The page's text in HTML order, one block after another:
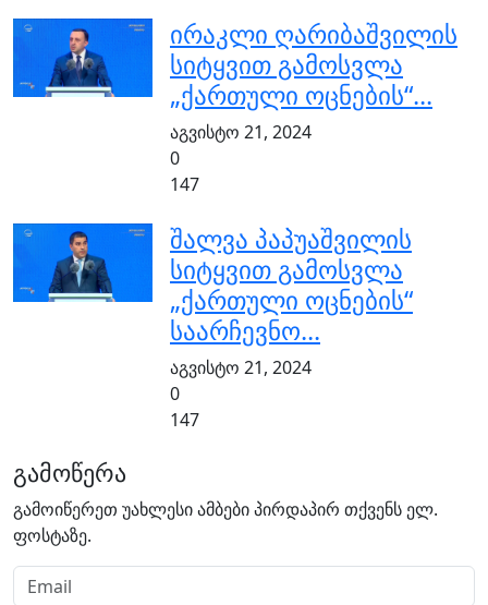
ირაკლი ღარიბაშვილის
სიტყვით გამოსვლა
„ქართული ოცნების“...
აგვისტო 21, 2024
0
147
შალვა პაპუაშვილის
სიტყვით გამოსვლა
„ქართული ოცნების“
საარჩევნო...
აგვისტო 21, 2024
0
147
გამოწერა
გამოიწერეთ უახლესი ამბები პირდაპირ თქვენს ელ.
ფოსტაზე.